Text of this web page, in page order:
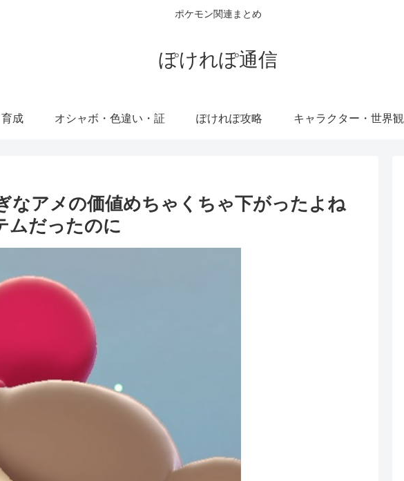
ポケモン関連まとめ
ぽけれぽ通信
成 オシャボ・色違い・証 ぽけれぽ攻略 キャラクター・世界観
なアメの価値めちゃくちゃ下がったよね
ムだったのに